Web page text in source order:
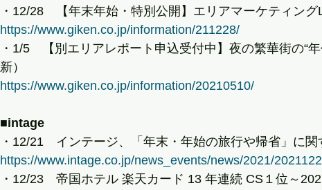
・12/28　【年末年始・特別公開】エリアマーケティン
https://www.giken.co.jp/information/211228/
・1/5　【別エリアレポート申込受付中】夜の繁華街の“
新）
https://www.giken.co.jp/information/20210510/
■intage
・12/21　インテージ、「年末・年始の旅行や帰省」に
https://www.intage.co.jp/news_events/news/2021/
・12/23　帝国ホテル 楽天カード 13 年連続 CS１位～